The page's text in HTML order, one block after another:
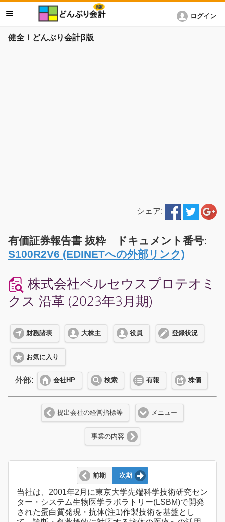
健全！どんぶり会計β版
ログイン
シェア:
有価証券報告書 抜粋 ドキュメント番号:
S100R2V6 (EDINETへの外部リンク)
株式会社ペルセウスプロテオミ
クス 沿革 (2023年3月期)
財務諸表 大株主 役員 登録状況
お気に入り
外部: 会社HP 検索 有報 株価
提出会社の経営指標等 メニュー
事業の内容
前期 次期
当社は、2001年2月に東京大学先端科学技術研究セン
ター・システム生物医学ラボラトリー(LSBM)で開発
された蛋白質発現・抗体(注1)作製技術を基盤とし